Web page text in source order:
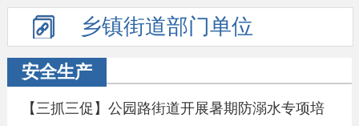
乡镇街道部门单位
安全生产
【三抓三促】公园路街道开展暑期防溺水专项培